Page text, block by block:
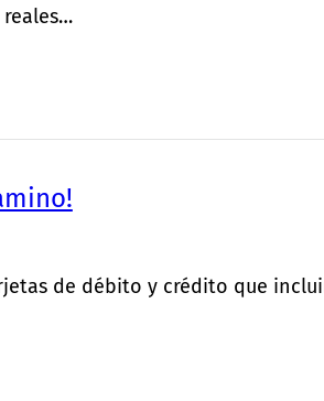
reales…
de débito y crédito que